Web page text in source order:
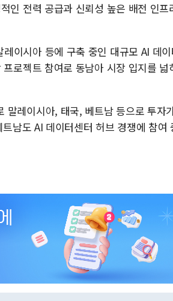
인 전력 공급과 신뢰성 높은 배전 인프
이시아 등에 구축 중인 대규모 AI 데
로젝트 참여로 동남아 시장 입지를 넓
말레이시아, 태국, 베트남 등으로 투자
남도 AI 데이터센터 허브 경쟁에 참여